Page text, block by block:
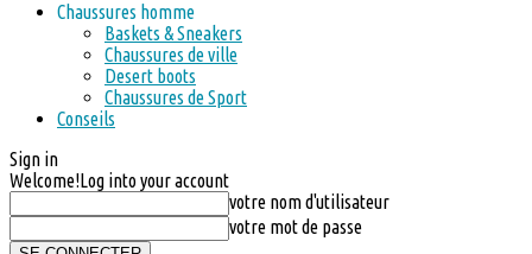
Chaussures homme
Baskets & Sneakers
Chaussures de ville
Desert boots
Chaussures de Sport
Conseils
Sign in
Welcome!Log into your account
votre nom d'utilisateur
votre mot de passe